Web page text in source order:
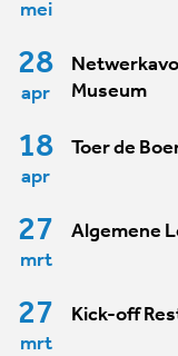
mei
28
apr
Museum
18
apr
Toer de
27
mrt
Algemene
27
mrt
Kick-off